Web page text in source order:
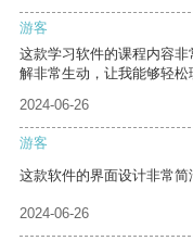
游客
这款学习软件的课程内容
解非常生动，让我能够轻松
2024-06-26
游客
这款软件的界面设计非常简
2024-06-26